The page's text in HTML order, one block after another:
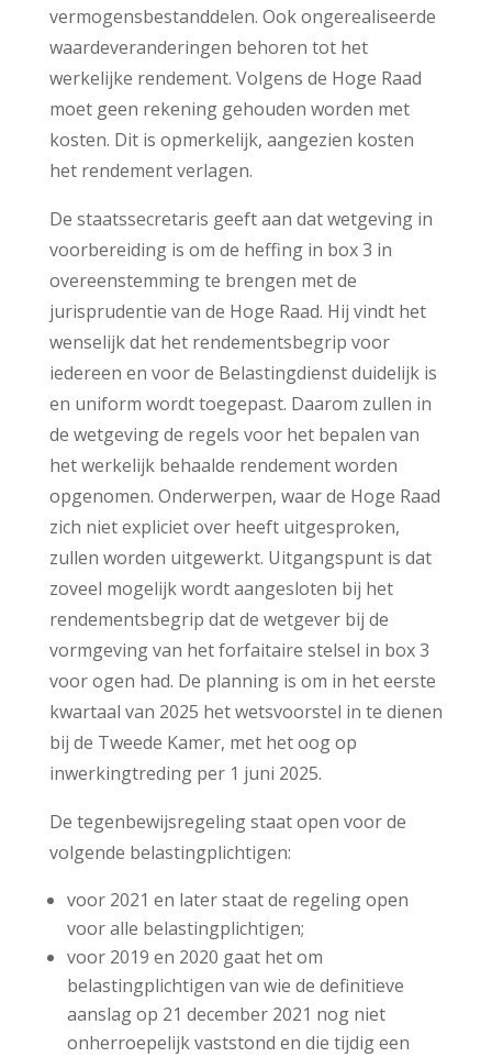
vermogensbestanddelen. Ook ongerealiseerde
waardeveranderingen behoren tot het
werkelijke rendement. Volgens de Hoge Raad
moet geen rekening gehouden worden met
kosten. Dit is opmerkelijk, aangezien kosten
het rendement verlagen.
De staatssecretaris geeft aan dat wetgeving in
voorbereiding is om de heffing in box 3 in
overeenstemming te brengen met de
jurisprudentie van de Hoge Raad. Hij vindt het
wenselijk dat het rendementsbegrip voor
iedereen en voor de Belastingdienst duidelijk is
en uniform wordt toegepast. Daarom zullen in
de wetgeving de regels voor het bepalen van
het werkelijk behaalde rendement worden
opgenomen. Onderwerpen, waar de Hoge Raad
zich niet expliciet over heeft uitgesproken,
zullen worden uitgewerkt. Uitgangspunt is dat
zoveel mogelijk wordt aangesloten bij het
rendementsbegrip dat de wetgever bij de
vormgeving van het forfaitaire stelsel in box 3
voor ogen had. De planning is om in het eerste
kwartaal van 2025 het wetsvoorstel in te dienen
bij de Tweede Kamer, met het oog op
inwerkingtreding per 1 juni 2025.
De tegenbewijsregeling staat open voor de
volgende belastingplichtigen:
voor 2021 en later staat de regeling open
voor alle belastingplichtigen;
voor 2019 en 2020 gaat het om
belastingplichtigen van wie de definitieve
aanslag op 21 december 2021 nog niet
onherroepelijk vaststond en die tijdig een